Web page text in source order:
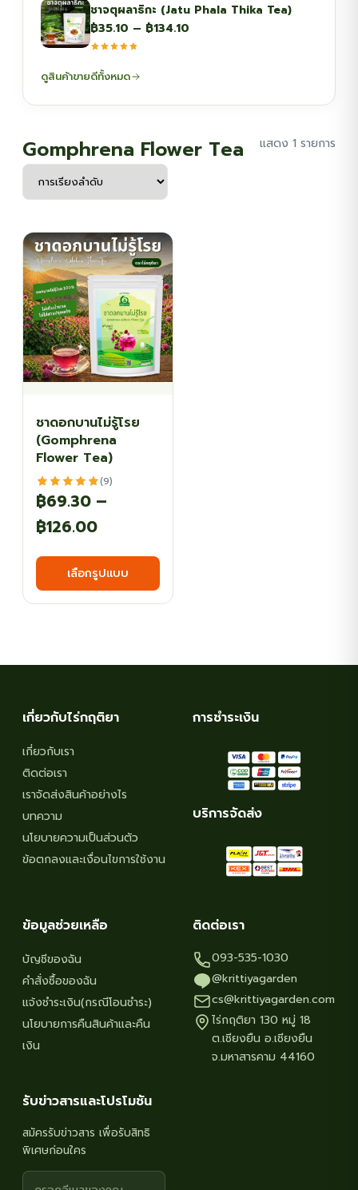
฿40.50
through
ชาจตุผลาธิกะ (Jatu Phala Thika Tea)
฿35.10 – ฿134.10
ดูสินค้าขายดีทั้งหมด
Gomphrena Flower Tea แสดง 1 รายการ
ชาดอกบานไม่รู้โรย
(Gomphrena
Flower Tea)
(9)
฿69.30 –
฿126.00Price
range:
฿69.30
through
เลือกรูปแบบ
This
has
The
product
เกี่ยวกับไร่กฤติยา
เกี่ยวกับเรา
ติดต่อเรา
เราจัดส่งสินค้าอย่างไร
บทความ
นโยบายความเป็นส่วนตัว
ข้อตกลงและเงื่อนไขการใช้งาน
การชำระเงิน
บริการจัดส่ง
ข้อมูลช่วยเหลือ
บัญชีของฉัน
คำสั่งซื้อของฉัน
แจ้งชำระเงิน(กรณีโอนชำระ)
นโยบายการคืนสินค้าและคืน
เงิน
ติดต่อเรา
093-535-1030
@krittiyagarden
cs@krittiyagarden.com
ไร่กฤติยา 130 หมู่ 18
ต.เชียงยืน อ.เชียงยืน
จ.มหาสารคาม 44160
รับข่าวสารและโปรโมชัน
สมัครรับข่าวสาร เพื่อรับสิทธิ
พิเศษก่อนใคร